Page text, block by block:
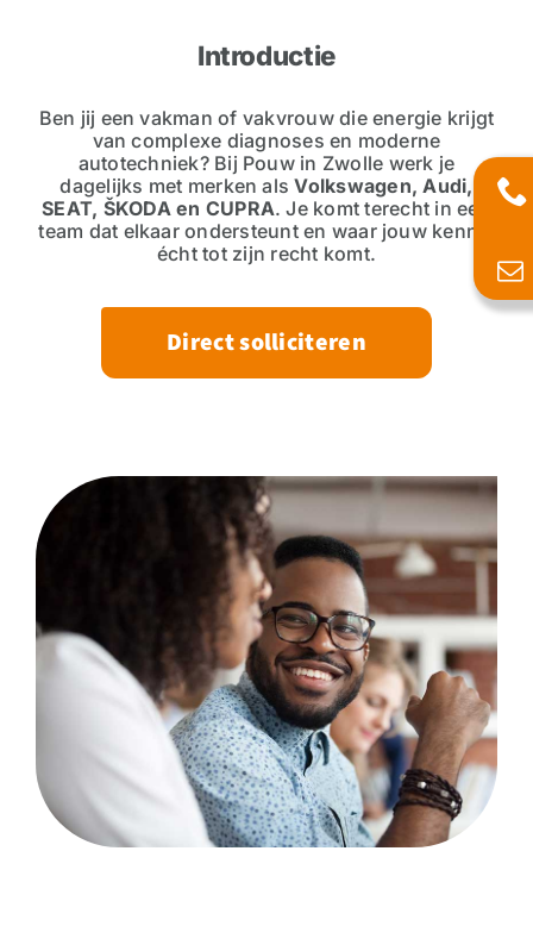
Introductie
Ben jij een vakman of vakvrouw die energie krijgt
van complexe diagnoses en moderne
autotechniek? Bij Pouw in Zwolle werk je
dagelijks met merken alsVolkswagen, Audi,
SEAT, ŠKODA en CUPRA. Je komt terecht in een
team dat elkaar ondersteunt en waar jouw kennis
écht tot zijn recht komt.
Direct solliciteren